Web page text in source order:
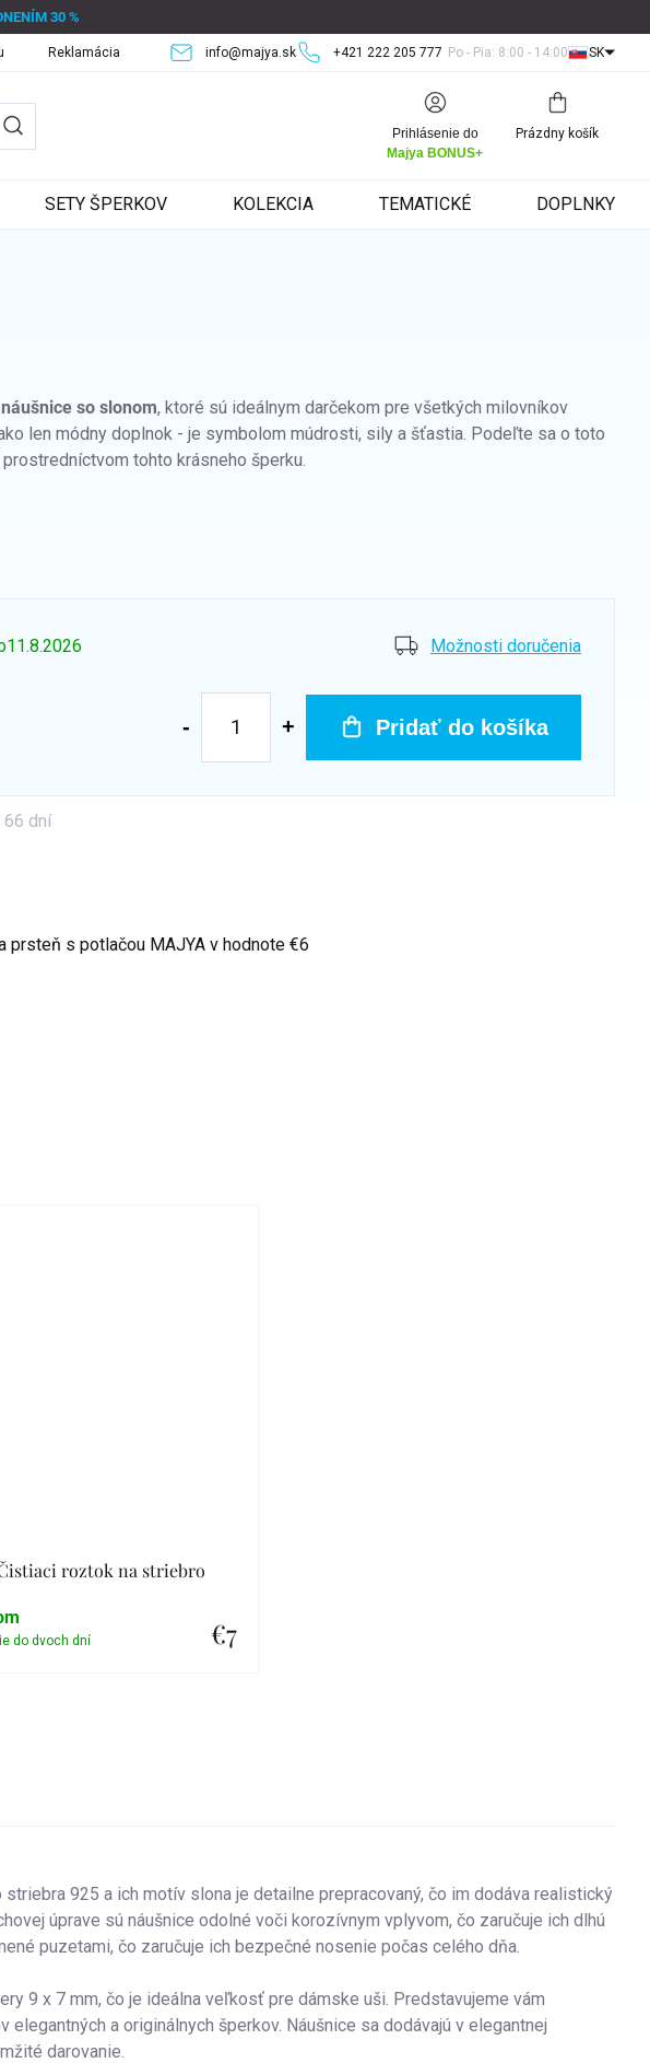
30 %
+421 222 205 777 Po - Pia: 8:00 - 14:00
info@majya.sk
Reklamácia SK
Prihlásenie do
Majya BONUS+
Nákupný
košík
Prázdny košík
SETY ŠPERKOV KOLEKCIA TEMATICKÉ DOPLNKY
prsteň s potlačou MAJYA v hodnote €6
so slonom, ktoré sú ideálnym darčekom pre všetkých milovníkov
len módny doplnok - je symbolom múdrosti, sily a šťastia. Podeľte sa o toto
tohto krásneho šperku.
11.8.2026 Možnosti doručenia
Pridať do košíka
66 dní
Čistiaci roztok na striebro
€7
925 a ich motív slona je detailne prepracovaný, čo im dodáva realistický
úprave sú náušnice odolné voči korozívnym vplyvom, čo zaručuje ich dlhú
puzetami, čo zaručuje ich bezpečné nosenie počas celého dňa.
9 x 7 mm, čo je ideálna veľkosť pre dámske uši. Predstavujeme vám
a originálnych šperkov. Náušnice sa dodávajú v elegantnej
darovanie.